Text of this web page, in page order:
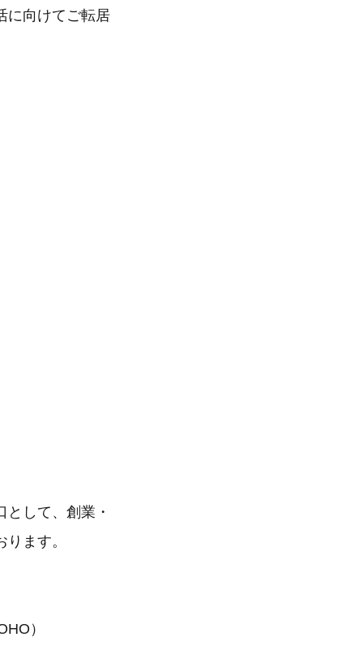
に向けてご転居
して、創業・
ます。
）